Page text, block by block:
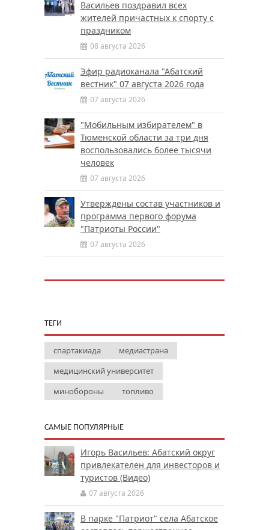
Васильев поздравил всех
жителей причастных к спорту с
праздником
08 августа 2026
Эфир радиоканала "Абатский
вестник" 07 августа 2026 года
07 августа 2026
"Мобильным избирателем" в
Тюменской области за три дня
воспользовались более тысячи
человек
07 августа 2026
Утверждены состав участников и
программа первого форума
"Патриоты России"
07 августа 2026
ТЕГИ
спартакиада
медиастрана
медицинский университет
минобороны
топливо
САМЫЕ ПОПУЛЯРНЫЕ
Игорь Васильев: Абатский округ
привлекателен для инвесторов и
туристов (Видео)
07 августа 2026
В парке "Патриот" села Абатское